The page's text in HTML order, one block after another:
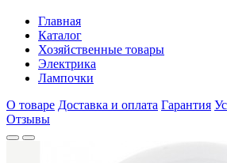
Главная
Каталог
Хозяйственные товары
Электрика
Лампочки
О товаре Доставка и оплата Гарантия
Отзывы